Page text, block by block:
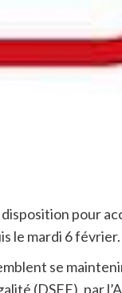
pour
le mardi 6 février.
se
(DSFE), par